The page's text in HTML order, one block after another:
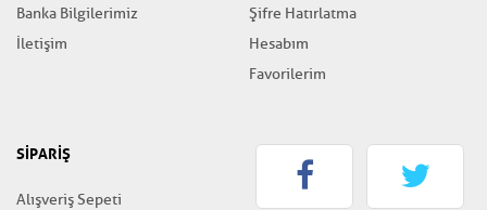
Banka Bilgilerimiz
İletişim
Şifre Hatırlatma
Hesabım
Favorilerim
SİPARİŞ
Alışveriş Sepeti